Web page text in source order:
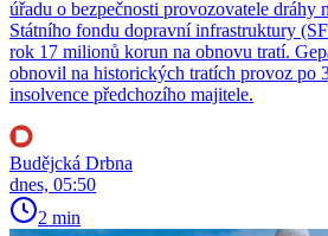
úřadu o bezpečnosti provozovatele dráhy
Státního fondu dopravní infrastruktury
rok 17 milionů korun na obnovu tratí.
obnovil na historických tratích provoz po
insolvence předchozího majitele.
Budějcká Drbna
dnes, 05:50
2 min